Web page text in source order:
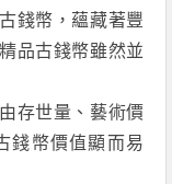
錢幣，蘊藏著豐
品古錢幣雖然並
存世量、藝術價
錢幣價值顯而易